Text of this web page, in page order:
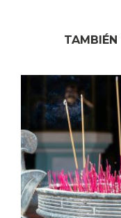
TAMBIÉN